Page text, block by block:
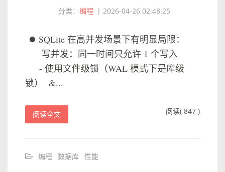
分类： 编程 | 2026-04-26 02:48:25
⏺ SQLite 在高并发场景下有明显局限：
写并发：同一时间只允许 1 个写入
- 使用文件级锁（WAL 模式下是库级
锁） &...
阅读全文 阅读( 847 )
编程 数据库 性能